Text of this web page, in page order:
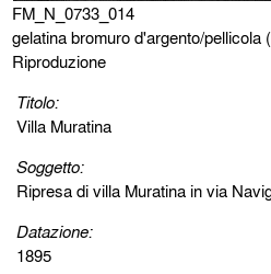
FM_N_0733_014
gelatina bromuro d'argento/pellicola
Riproduzione
Titolo:
Villa Muratina
Soggetto:
Ripresa di villa Muratina in via
Datazione:
1895